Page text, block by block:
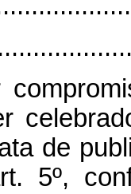
de
5º,